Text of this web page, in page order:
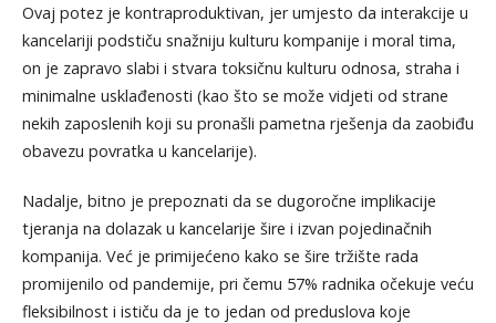
Ovaj potez je kontraproduktivan, jer umjesto da interakcije u
kancelariji podstiču snažniju kulturu kompanije i moral tima,
on je zapravo slabi i stvara toksičnu kulturu odnosa, straha i
minimalne usklađenosti (kao što se može vidjeti od strane
nekih zaposlenih koji su pronašli pametna rješenja da zaobiđu
obavezu povratka u kancelarije).
Nadalje, bitno je prepoznati da se dugoročne implikacije
tjeranja na dolazak u kancelarije šire i izvan pojedinačnih
kompanija. Već je primijećeno kako se šire tržište rada
promijenilo od pandemije, pri čemu 57% radnika očekuje veću
fleksibilnost i ističu da je to jedan od preduslova koje